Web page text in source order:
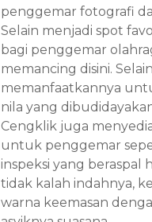
penggemar fotografi
Selain menjadi spot
bagi penggemar
memancing disini.
memanfaatkannya
nila yang
Cengklik juga
untuk penggemar
inspeksi yang beraspal
tidak kalah indahnya,
warna keemasan